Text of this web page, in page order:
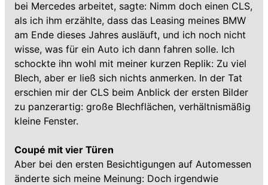
bei Mercedes arbeitet, sagte: Nimm doch einen CLS,
als ich ihm erzählte, dass das Leasing meines BMW
am Ende dieses Jahres ausläuft, und ich noch nicht
wisse, was für ein Auto ich dann fahren solle. Ich
schockte ihn wohl mit meiner kurzen Replik: Zu viel
Blech, aber er ließ sich nichts anmerken. In der Tat
erschien mir der CLS beim Anblick der ersten Bilder
zu panzerartig: große Blechflächen, verhältnismäßig
kleine Fenster.
Coupé mit vier Türen
Aber bei den ersten Besichtigungen auf Automessen
änderte sich meine Meinung: Doch irgendwie